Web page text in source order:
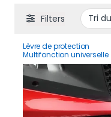
Filters
Lèvre de protection
Multifonction universelle
2.5M en fibre de carbone
Samurai pour voiture